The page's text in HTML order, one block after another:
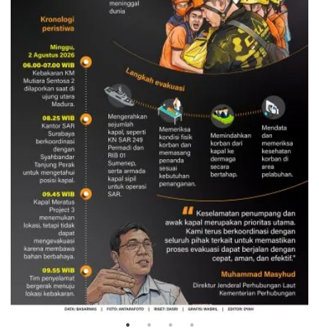
Evakuasi korban kebakaran KM
Mutiara Sentosa 2
3 Agustus 2026